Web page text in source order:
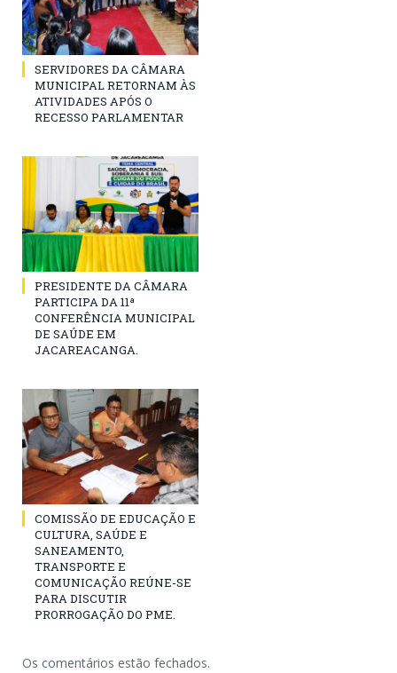
SERVIDORES DA CÂMARA
MUNICIPAL RETORNAM ÀS
ATIVIDADES APÓS O
RECESSO PARLAMENTAR
PRESIDENTE DA CÂMARA
PARTICIPA DA 11ª
CONFERÊNCIA MUNICIPAL
DE SAÚDE EM
JACAREACANGA.
COMISSÃO DE EDUCAÇÃO E
CULTURA, SAÚDE E
SANEAMENTO,
TRANSPORTE E
COMUNICAÇÃO REÚNE-SE
PARA DISCUTIR
PRORROGAÇÃO DO PME.
Os comentários estão fechados.